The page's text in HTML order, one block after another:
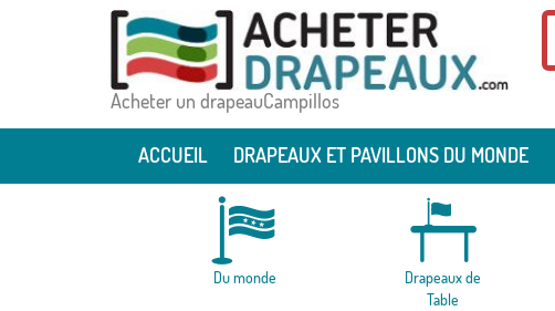
Acheter un drapeauCampillos
ACCUEIL DRAPEAUX ET PAVILLONS DU MONDE
Du monde
Drapeaux de
Table